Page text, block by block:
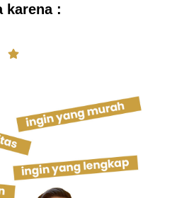
karena :